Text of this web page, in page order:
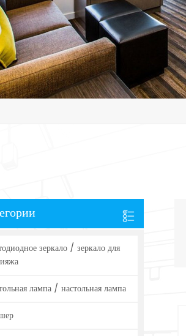
зеркало / зеркало для
лампа / настольная лампа